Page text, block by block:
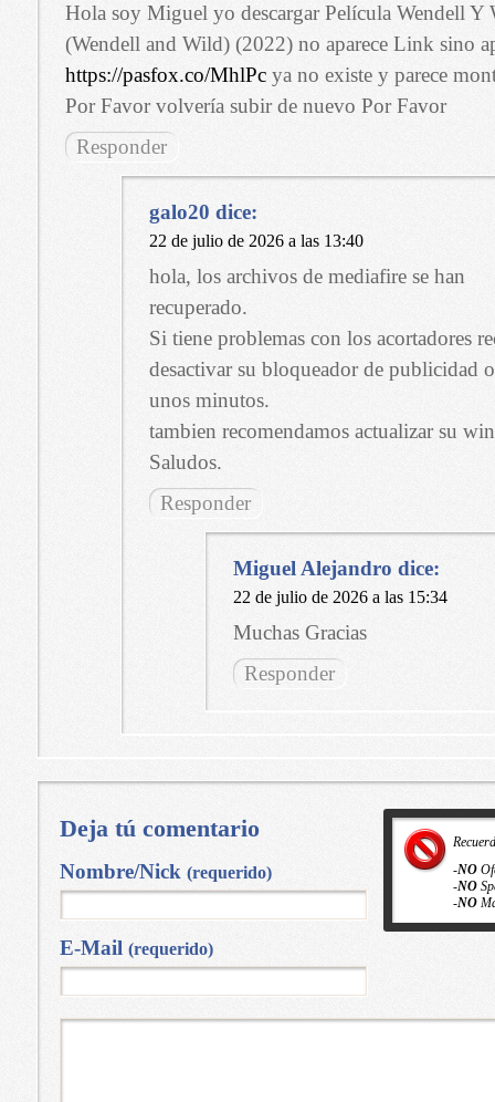
Hola soy Miguel yo descargar Película Wendell Y
(Wendell and Wild) (2022) no aparece Link sino
https://pasfox.co/MhlPcya no existe y parece
Por Favor volvería subir de nuevo Por Favor
Responder
galo20 dice:
22 de julio de 2026 a las 13:40
hola, los archivos de mediafire se han
recuperado.
Si tiene problemas con los acortadores
desactivar su bloqueador de publicidad
unos minutos.
tambien recomendamos actualizar su
Saludos.
Responder
Miguel Alejandro dice:
22 de julio de 2026 a las 15:34
Muchas Gracias
Responder
-NO
-NO
-NO
Deja tú comentario
Nombre/Nick (requerido)
E-Mail (requerido)